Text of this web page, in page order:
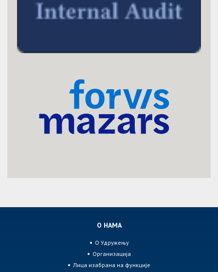
О НАМА
О Удружењу
Организација
Лица изабрана на функције